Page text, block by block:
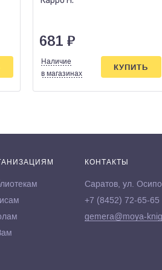
681 ₽
Наличие
в магазинах
КУПИТЬ
КОНТАКТЫ
Саратов, ул.
+7 (8452) 72-65-65
gemera@moya-